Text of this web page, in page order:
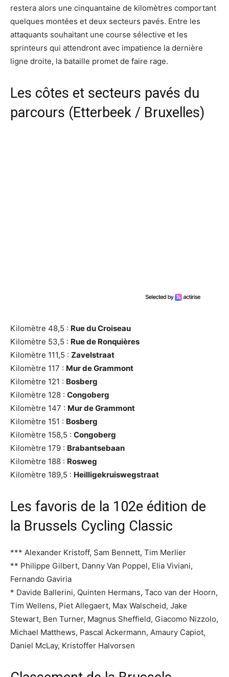
restera alors une cinquantaine de kilomètres comportant
quelques montées et deux secteurs pavés. Entre les
attaquants souhaitant une course sélective et les
sprinteurs qui attendront avec impatience la dernière
ligne droite, la bataille promet de faire rage.
Les côtes et secteurs pavés du
parcours (Etterbeek / Bruxelles)
Kilomètre 48,5 : Rue du Croiseau
Kilomètre 53,5 : Rue de Ronquières
Kilomètre 111,5 : Zavelstraat
Kilomètre 117 : Mur de Grammont
Kilomètre 121 : Bosberg
Kilomètre 128 : Congoberg
Kilomètre 147 : Mur de Grammont
Kilomètre 151 : Bosberg
Kilomètre 158,5 : Congoberg
Kilomètre 179 : Brabantsebaan
Kilomètre 188 : Rosweg
Kilomètre 189,5 : Heilligekruiswegstraat
Les favoris de la 102e édition de
la Brussels Cycling Classic
*** Alexander Kristoff, Sam Bennett, Tim Merlier
** Philippe Gilbert, Danny Van Poppel, Elia Viviani,
Fernando Gaviria
* Davide Ballerini, Quinten Hermans, Taco van der Hoorn,
Tim Wellens, Piet Allegaert, Max Walscheid, Jake
Stewart, Ben Turner, Magnus Sheffield, Giacomo Nizzolo,
Michael Matthews, Pascal Ackermann, Amaury Capiot,
Daniel McLay, Kristoffer Halvorsen